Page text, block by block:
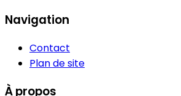
Navigation
Contact
Plan de site
À propos